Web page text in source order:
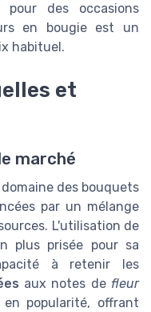
des occasions
en bougie est un
habituel.
et
marché
des bouquets
par un mélange
L'utilisation de
plus prisée pour sa
à retenir les
aux notes de fleur
popularité, offrant